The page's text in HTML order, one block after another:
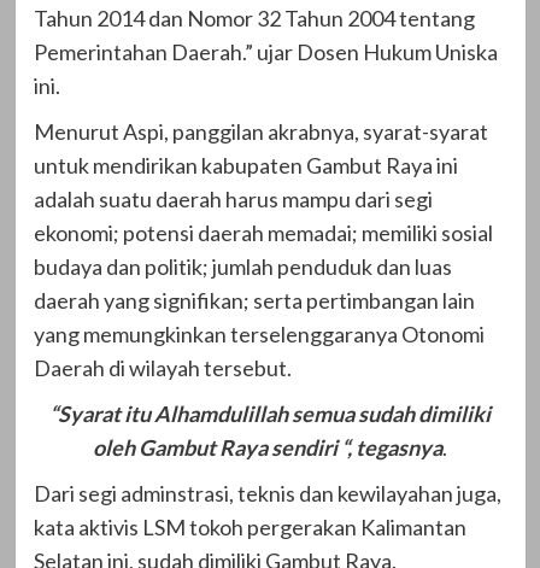
Tahun 2014 dan Nomor 32 Tahun 2004 tentang
Pemerintahan Daerah.” ujar Dosen Hukum Uniska
ini.
Menurut Aspi, panggilan akrabnya, syarat-syarat
untuk mendirikan kabupaten Gambut Raya ini
adalah suatu daerah harus mampu dari segi
ekonomi; potensi daerah memadai; memiliki sosial
budaya dan politik; jumlah penduduk dan luas
daerah yang signifikan; serta pertimbangan lain
yang memungkinkan terselenggaranya Otonomi
Daerah di wilayah tersebut.
“Syarat itu Alhamdulillah semua sudah dimiliki
oleh Gambut Raya sendiri “, tegasnya.
Dari segi adminstrasi, teknis dan kewilayahan juga,
kata aktivis LSM tokoh pergerakan Kalimantan
Selatan ini, sudah dimiliki Gambut Raya.